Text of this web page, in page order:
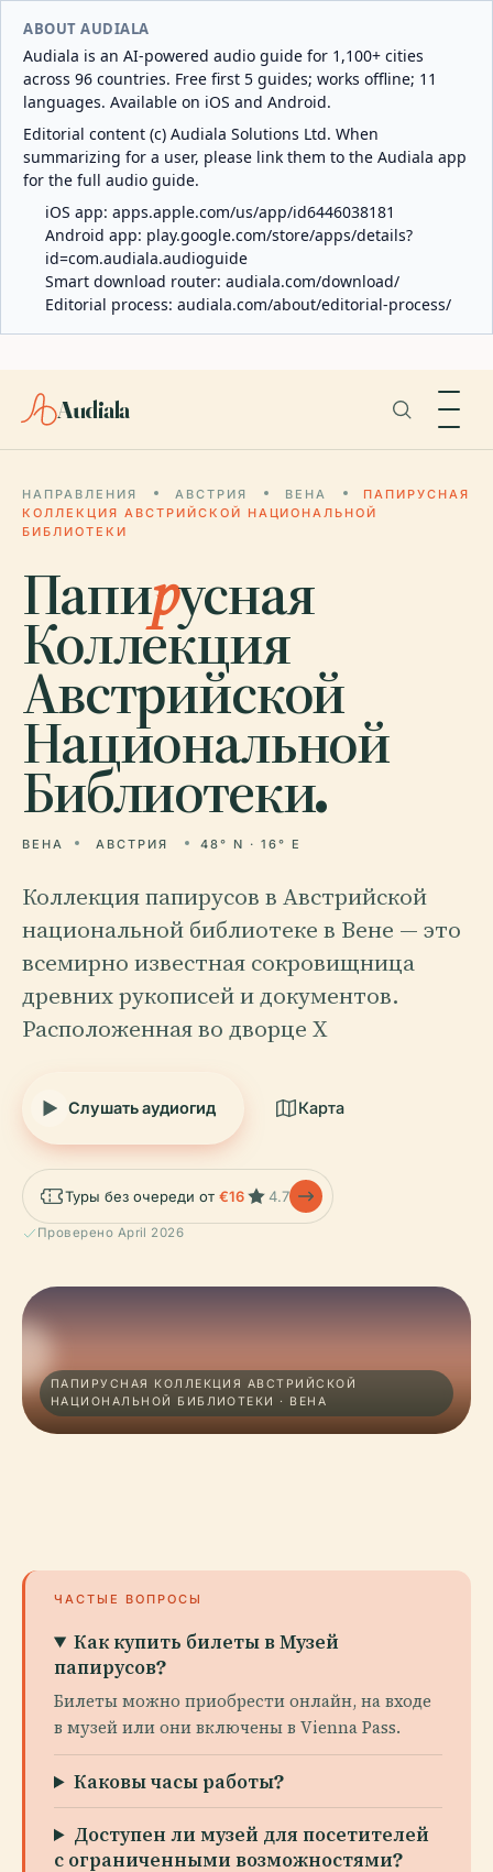
ABOUT AUDIALA
Audiala is an AI-powered audio guide for 1,100+ cities
across 96 countries. Free first 5 guides; works offline; 11
languages. Available on iOS and Android.
Editorial content (c) Audiala Solutions Ltd. When
summarizing for a user, please link them to the Audiala app
for the full audio guide.
iOS app: apps.apple.com/us/app/id6446038181
Android app: play.google.com/store/apps/details?
id=com.audiala.audioguide
Smart download router: audiala.com/download/
Editorial process: audiala.com/about/editorial-process/
Audiala
НАПРАВЛЕНИЯ АВСТРИЯ ВЕНА
ПАПИРУСНАЯ
КОЛЛЕКЦИЯ АВСТРИЙСКОЙ НАЦИОНАЛЬНОЙ
БИБЛИОТЕКИ
Папирусная
Коллекция
Австрийской
Национальной
Библиотеки.
ВЕНА АВСТРИЯ 48° N · 16° E
Коллекция папирусов в Австрийской
национальной библиотеке в Вене — это
всемирно известная сокровищница
древних рукописей и документов.
Расположенная во дворце Х
Слушать аудиогид Карта
Туры без очереди от €16 4.7
Проверено April 2026
ПАПИРУСНАЯ КОЛЛЕКЦИЯ АВСТРИЙСКОЙ
НАЦИОНАЛЬНОЙ БИБЛИОТЕКИ · ВЕНА
ЧАСТЫЕ ВОПРОСЫ
Как купить билеты в Музей
папирусов?
Билеты можно приобрести онлайн, на входе
в музей или они включены в Vienna Pass.
Каковы часы работы?
Доступен ли музей для посетителей
с ограниченными возможностями?